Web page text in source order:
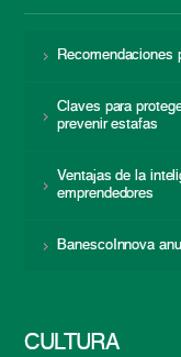
Recomendaciones
Claves para
prevenir estafas
Ventajas de la
emprendedores
BanescoInnova
CULTURA